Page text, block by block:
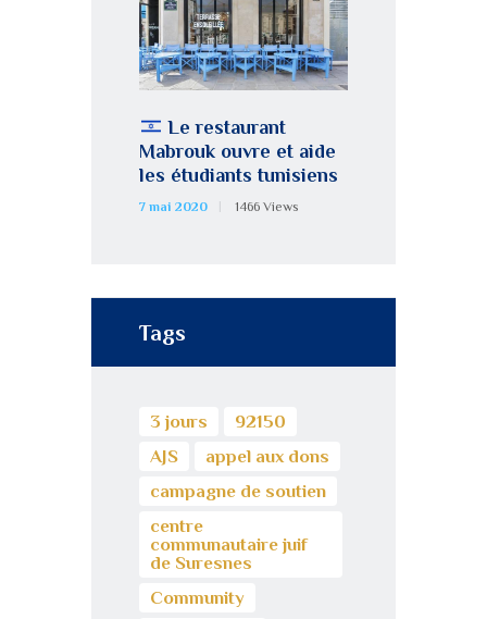
Le restaurant
Mabrouk ouvre et aide
les étudiants tunisiens
7 mai 2020 1466 Views
Tags
3 jours
92150
AJS
appel aux dons
campagne de soutien
centre
communautaire juif
de Suresnes
Community